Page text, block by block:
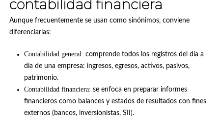
contabilidad financiera
Aunque frecuentemente se usan como sinónimos, conviene
diferenciarlas:
Contabilidad general: comprende todos los registros del día a
día de una empresa: ingresos, egresos, activos, pasivos,
patrimonio.
Contabilidad financiera: se enfoca en preparar informes
financieros como balances y estados de resultados con fines
externos (bancos, inversionistas, SII).